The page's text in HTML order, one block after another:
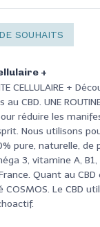
SOUHAITS
+
CELLULAIRE +
CBD. UNE
réduire les
Nous utilisons
pure, naturelle, de
3, vitamine A,
Quant au
COSMOS. Le CBD